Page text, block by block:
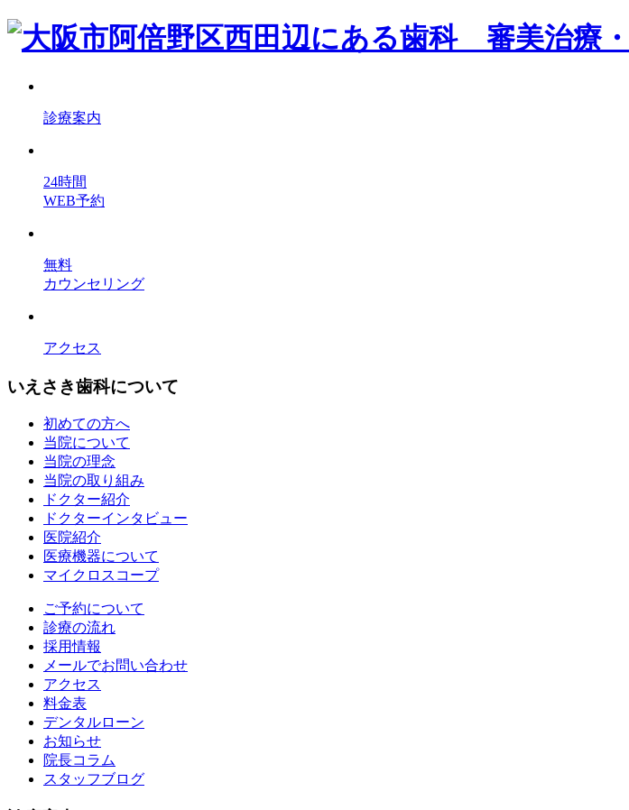
診療案内
24時間
WEB予約
無料
カウンセリング
アクセス
いえさき歯科について
初めての方へ
当院について
当院の理念
当院の取り組み
ドクター紹介
ドクターインタビュー
医院紹介
医療機器について
マイクロスコープ
ご予約について
診療の流れ
採用情報
メールでお問い合わせ
アクセス
料金表
デンタルローン
お知らせ
院長コラム
スタッフブログ